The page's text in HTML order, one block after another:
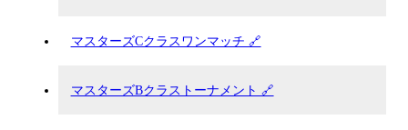
マスターズCクラスワンマッチ 🔗
マスターズBクラストーナメント 🔗